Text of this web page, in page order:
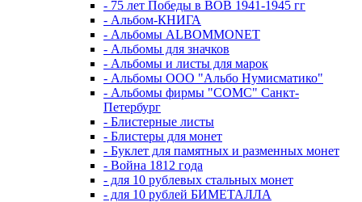
- 75 лет Победы в ВОВ 1941-1945 гг
- Альбом-КНИГА
- Альбомы ALBOMMONET
- Альбомы для значков
- Альбомы и листы для марок
- Альбомы ООО "Альбо Нумисматико"
- Альбомы фирмы "СОМС" Санкт-
Петербург
- Блистерные листы
- Блистеры для монет
- Буклет для памятных и разменных монет
- Война 1812 года
- для 10 рублевых стальных монет
- для 10 рублей БИМЕТАЛЛА